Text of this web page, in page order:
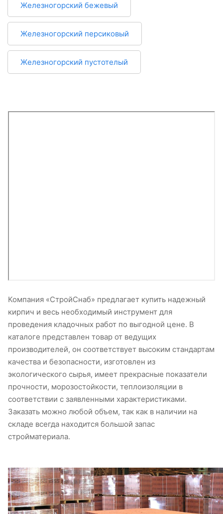
Железногорский бежевый
Железногорский персиковый
Железногорский пустотелый
Компания «СтройСнаб» предлагает купить надежный
кирпич и весь необходимый инструмент для
проведения кладочных работ по выгодной цене. В
каталоге представлен товар от ведущих
производителей, он соответствует высоким стандартам
качества и безопасности, изготовлен из
экологического сырья, имеет прекрасные показатели
прочности, морозостойкости, теплоизоляции в
соответствии с заявленными характеристиками.
Заказать можно любой объем, так как в наличии на
складе всегда находится большой запас
стройматериала.